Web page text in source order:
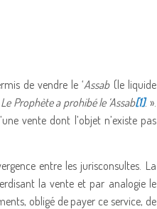
de vendre le ‘Assab(le liquide
Le Prophète a prohibé le ‘Assab[1]. ».
vente dont l’objet n’existe pas
entre les jurisconsultes. La
la vente et par analogie le
obligé de payer ce service, de